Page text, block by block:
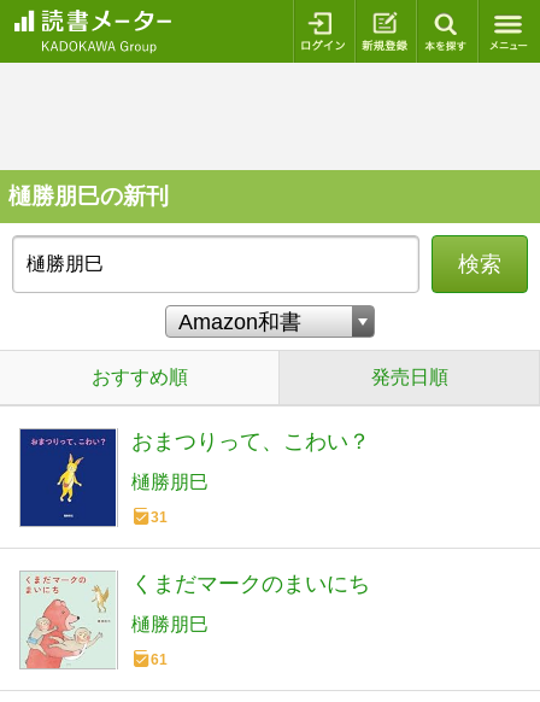
ログイン 新規登録
樋勝朋巳の新刊
検索
おすすめ順 発売日順
おまつりって、こわい？
樋勝朋巳
31
くまだマークのまいにち
樋勝朋巳
61